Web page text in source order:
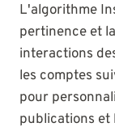
L'algorithme
pertinence et
interactions
les comptes
pour
publications et